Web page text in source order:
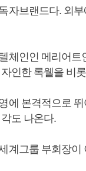
자브랜드다. 외
체인인 메리어
인한 록웰을 비
에 본격적으로
도 나온다.
계그룹 부회장